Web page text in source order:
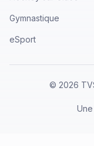
Gymnastique
eSport
© 2026